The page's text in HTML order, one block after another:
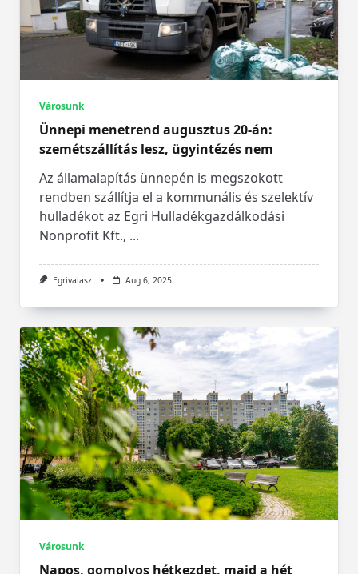
Városunk
Ünnepi menetrend augusztus 20-án:
szemétszállítás lesz, ügyintézés nem
Az államalapítás ünnepén is megszokott
rendben szállítja el a kommunális és szelektív
hulladékot az Egri Hulladékgazdálkodási
Nonprofit Kft., ...
Egrivalasz Aug 6, 2025
Városunk
Napos, gomolyos hétkezdet, majd a hét